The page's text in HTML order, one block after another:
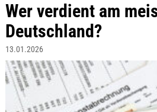
Wer verdient am
Deutschland?
13.01.2026